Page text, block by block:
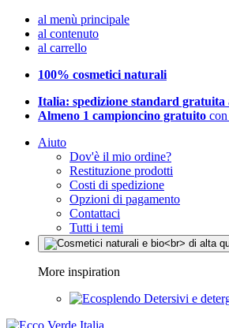
al menù principale
al contenuto
al carrello
100% cosmetici naturali
Italia: spedizione standard gratuita
Almeno 1 campioncino gratuito
Aiuto
Dov'è il mio ordine?
Restituzione prodotti
Costi di spedizione
Opzioni di pagamento
Contattaci
Tutti i temi
More inspiration
Detersivi e